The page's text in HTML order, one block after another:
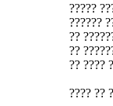
?????
??????
??
??
?? ????
???? ??